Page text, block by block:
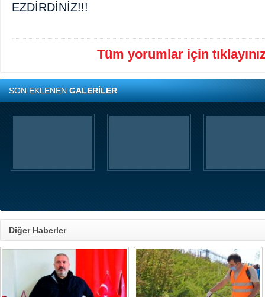
EZDİRDİNİZ!!!
Tüm yorumlar için
SON EKLENENGALERİLER
Diğer Haberler